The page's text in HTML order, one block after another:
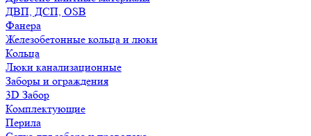
ДВП, ДСП, OSB
Фанера
Железобетонные кольца и люки
Кольца
Люки канализационные
Заборы и ограждения
3D Забор
Комплектующие
Перила